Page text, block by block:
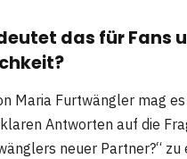
das für Fans
Maria Furtwängler mag
Antworten auf die
neuer Partner?“ zu